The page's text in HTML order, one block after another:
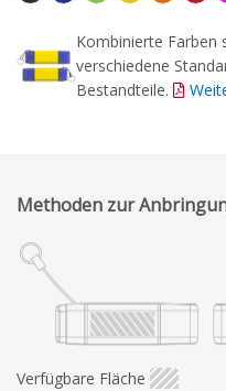
Kombinierte Farben
verschiedene
Bestandteile.
Methoden zur
Verfügbare Fläche